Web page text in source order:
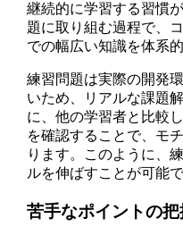
継続的に学習する習慣
題に取り組む過程で、
での幅広い知識を体系
練習問題は実際の開発
いため、リアルな課題
に、他の学習者と比較
を確認することで、モ
ります。このように、
ルを伸ばすことが可能で
苦手なポイントの把